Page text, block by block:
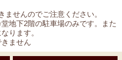
せんのでご注意ください。
地下2階の駐車場のみです。また
ります。
ません